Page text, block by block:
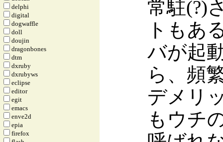
常駐(?)
トもあ
バが起
ら、頻
デメリ
もウチ
delphi
digital
dogwaffle
doll
doujin
dragonbones
dtm
dxruby
dxrubyws
eclipse
editor
egit
emacs
enve2d
epia
firefox